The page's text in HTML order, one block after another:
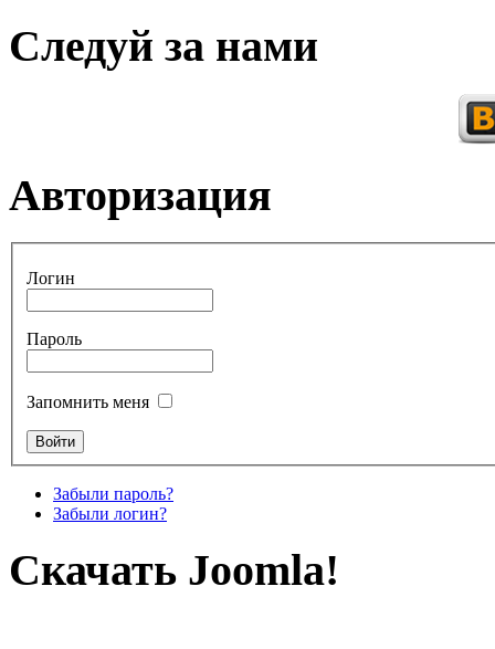
Следуй за нами
Авторизация
Логин
Пароль
Запомнить меня
Забыли пароль?
Забыли логин?
Скачать Joomla!